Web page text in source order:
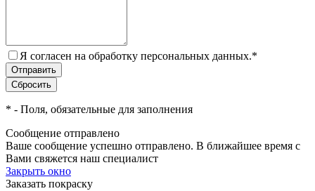
Я согласен на обработку персональных данных.*
* - Поля, обязательные для заполнения
Сообщение отправлено
Ваше сообщение успешно отправлено. В ближайшее время с
Вами свяжется наш специалист
Закрыть окно
Заказать покраску